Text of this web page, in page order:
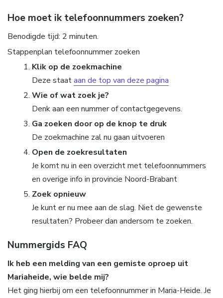
Hoe moet ik telefoonnummers zoeken?
Benodigde tijd: 2 minuten.
Stappenplan telefoonnummer zoeken
Klik op de zoekmachine
Deze staataan de top van deze pagina
Wie of wat zoek je?
Denk aan een nummer of contactgegevens.
Ga zoeken door op de knop te druk
De zoekmachine zal nu gaan uitvoeren
Open de zoekresultaten
Je komt nu in een overzicht met telefoonnummers
en overige info in provincie Noord-Brabant
Zoek opnieuw
Je kunt er nu mee aan de slag. Niet de gewenste
resultaten? Probeer dan andersom te zoeken.
Nummergids FAQ
Ik heb een melding van een gemiste oproep uit
Mariaheide, wie belde mij?
Het ging hierbij om een telefoonnummer in Maria-Heide. Je